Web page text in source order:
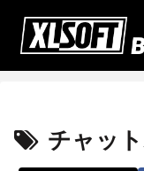
チャッ